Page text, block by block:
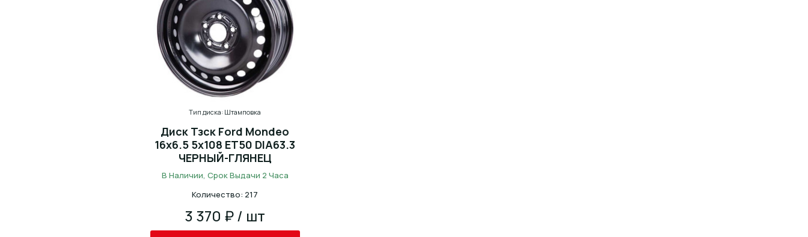
Тип диска: Штамповка
Диск Тзск Ford Mondeo
16x6.5 5x108 ET50 DIA63.3
ЧЕРНЫЙ-ГЛЯНЕЦ
В Наличии, Срок Выдачи 2 Часа
Количество: 217
3 370 ₽ / шт